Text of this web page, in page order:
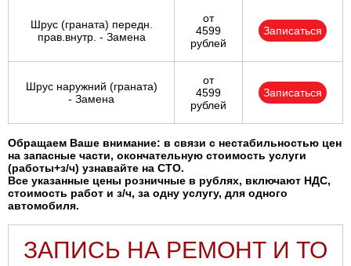
Шрус (граната) передн.
прав.внутр. - Замена
от
4599
рублей
Записаться
Шрус наружний (граната)
- Замена
от
4599
рублей
Записаться
Обращаем Ваше внимание: в связи с нестабильностью цен
на запасные части, окончательную стоимость услуги
(работы+з/ч) узнавайте на СТО.
Все указанные цены розничные в рублях, включают НДС,
стоимость работ и з/ч, за одну услугу, для одного
автомобиля.
ЗАПИСЬ НА РЕМОНТ И ТО